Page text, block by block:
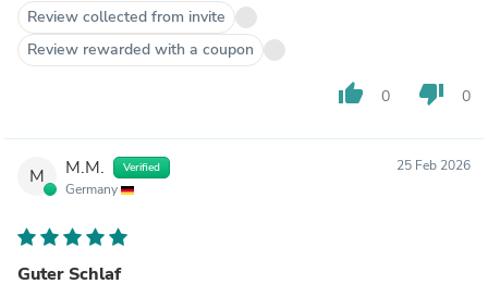
Review collected from invite
Review rewarded with a coupon
thumb_up 0 thumb_down 0
M M.M. Verified
Germany
25 Feb 2026
Guter Schlaf